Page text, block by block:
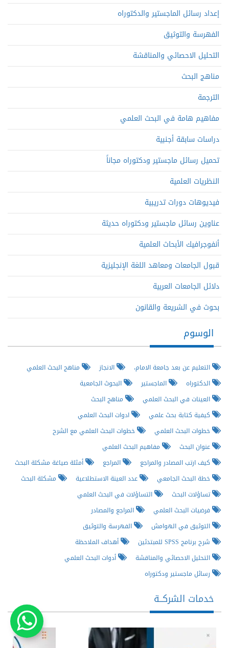
إعداد رسائل الماجستير والدكتوراه
الفهرسة والتوثيق
التحليل الاحصائي والمناقشة
مناهج البحث
الترجمة
مفاهيم هامة في البحث العلمي
دراسات سابقة أجنبية
تحميل رسائل ماجستير ودكتوراه مجاناً
النظريات العلمية
فيديوهات دورات تدريبية
عناوين رسائل ماجستير ودكتوراه حديثة
أنفوجرافيك الأبحاث العلمية
قبول الجامعات ومعاهد اللغة الإنجليزية
دلائل الجامعات العربية
بحوث في الشريعة والقانون
الوسوم
التعليم عن بعد جامعة الامام، الانجاز
مناهج البحث العلمي
الدكتوراه
الماجستير
البحوث الجامعية
العينات في البحث العلمي
مناهج البحث
كيفية كتابة بحث علمي
ادوات البحث العلمي
خطوات البحث العلمي
خطوات البحث العلمي مع الشرح
عنوان البحث
مفاهيم البحث العلمي
كيف ارتب المصادر والمراجع
المراجع
أمثلة صياغة مشكلة البحث
خطة البحث الجامعي
عدد العينة الاستطلاعية
مشكلة البحث
تساؤلات البحث
التساؤلات في البحث العلمي
فرضيات البحث العلمي
المراجع والمصادر
التوثيق في الهوامش
الفهرسة والتوثيق
شرح برنامج SPSS للمبتدئين
أهداف الملاحظة
التحليل الاحصائي والمناقشة
أدوات البحث العلمي
رسائل ماجستير ودكتوراه
خدمات الشركــة